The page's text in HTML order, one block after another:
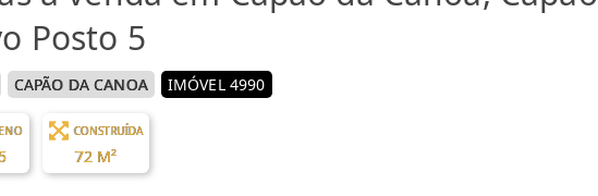
Posto 5
CAPÃO DA CANOA IMÓVEL 4990
CONSTRUÍDA
72 M²